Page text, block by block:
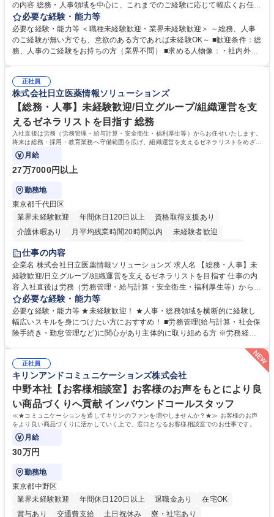
の内容 総務・人事領域を中心に、これまでのご経験に応じて幅広くお任せ
します。 ＜具体的には＞ ・総務/人事労務（給与・社保・勤怠管理など）
・採用・教育研修 ・福利厚生運用 など ※基本的には事務所勤務ですが、
採用や教育等の業務内容により、関西圏以外への日帰り・宿泊を伴う国内
出張もございます。 ※担当業務を持ちつつ、お互いに助け合いながら、総
必要な経験・能力等
必要な経験・能力等 ＜職種未経験歓迎・業界未経験歓迎＞ ～総務、人事
のご経験が無い方でも、意欲のある方であれば未経験OK～ ■歓迎条件：総
務、人事のご経験をお持ちの方（業界不問） ■求める人物像：・社内外の
正社員
株式会社日立医薬情報ソリューションズ
【総務・人事】未経験歓迎/日立グループ/組織運営を支
えるゼネラリストを目指す 総務
入社直後は労務（労務管理・給与計算・安全衛生・福利厚生等）からお任せいたします。
将来は総務・採用・教育業務へ守備範囲を広げ、組織運営を支えるゼネラリストをめざせ
ます。
月給
27万7000円以上
勤務地
東京都千代田区
業界未経験歓迎
年間休日120日以上
資格取得支援あり
介護休暇あり
月平均残業時間20時間以内
未経験者歓迎
住宅手当あり
育休あり
完全週休2日制 交通費支給 土日祝休み 寮・社宅あり
仕事の内容
企業名 株式会社日立医薬情報ソリューションズ 求人名 【総務・人事】未
経験歓迎/日立グループ/組織運営を支えるゼネラリストを目指す 仕事の内
容 入社直後は労務（労務管理・給与計算・安全衛生・福利厚生等）からお
任せいたします。将来は総務・採用・教育業務へ守備範囲を広げ、組織運
営を支えるゼネラリストをめざせます。 ・初期業務：労働時間管理、給与
計算、社会保険対応、福利厚生管理、安全衛生、健康経営推進等をお任せ
します。ご経験に応じて、休職者管理など、幅広く経験を積んでいただき
★メンバーがマンツーマンで丁寧に教えるため、ご経験が浅くても安心！
幅広く経験を積みたい意欲がある方に最適な環境です。 募集職種 【総
務・人事】未経験歓迎/日立グループ/組織運営を支えるゼネラリストを目
指す
必要な経験・能力等
必要な経験・能力等 ★未経験歓迎！ ★人事・総務領域を横断的に経験し
幅広いスキルを身につけたい方におすすめ！ ■労務管理(給与計算・社会保
険手続き・勤怠管理など)に関心があり主体的に取り組める方 ※労務経験
マネジメント職として活躍したい 【尚可】■人事、労務、採用、教育業務
のご経験 ■労務管理（給与計算・社会保険手続き・勤怠管理など）の経験
■衛生管理者の資格をお持ちの方 学歴・資格 学歴：大学院 大学 高専 短大
専修学校 高校 語学力： 資格：
正社員
キリンアンドコミュニケーションズ株式会社
中野本社【お客様相談室】お客様のお声をもとにより良
い商品づくりへ貢献 インバウンドコールスタッフ
≪★コミュニケーションを通してキリンのファンを増やしませんか？★≫ お客様のお声
をより良い商品づくりに活かしていく上で、窓口となるお客様相談室でのお仕事です。
月給
30万円
勤務地
東京都中野区
業界未経験歓迎
年間休日120日以上 退職金あり
在宅OK
賞与あり
交通費支給 土日祝休み 寮・社宅あり